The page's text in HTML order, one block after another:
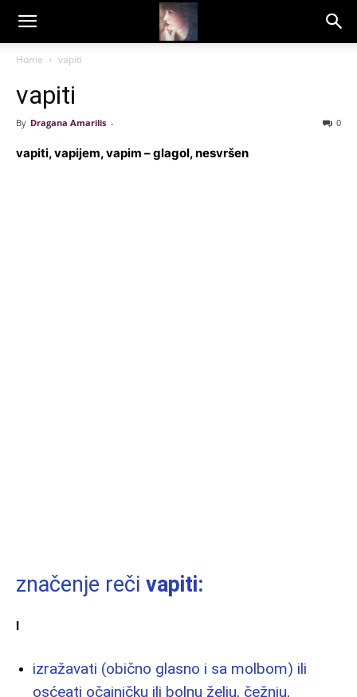
Dragana
Amarilis
Home vapiti
vapiti
By Dragana Amarilis - 0
vapiti, vapijem, vapim – glagol, nesvršen
značenje reči vapiti:
I
izražavati (obično glasno i sa molbom) ili
osćeati očajničku ili bolnu želju, čežnju,